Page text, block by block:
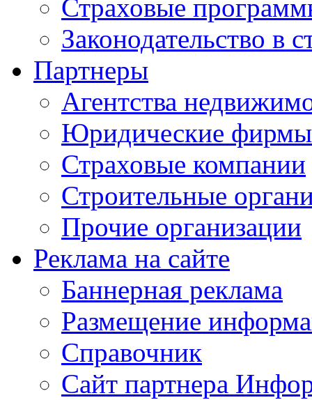
Страховые
Законодательство в
Партнеры
Агентства
Юридические фирмы
Страховые компании
Строительные
Прочие организации
Реклама на сайте
Баннерная реклама
Размещение
Справочник
Сайт партнера